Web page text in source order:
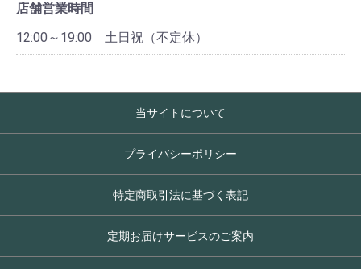
店舗営業時間
12:00～19:00 土日祝（不定休）
当サイトについて
プライバシーポリシー
特定商取引法に基づく表記
定期お届けサービスのご案内